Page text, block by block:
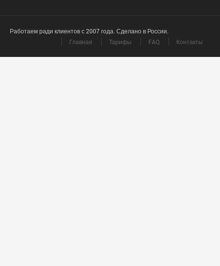
Работаем ради клиентов с 2007 года. Сделано в России.
Главная
Тарифы FAQ Контакты